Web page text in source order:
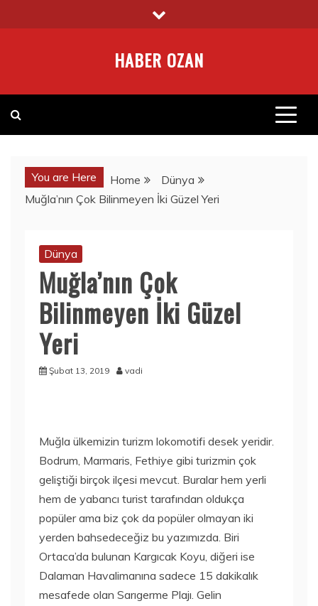
to
HABER OZAN
You are Here Home
Dünya
Muğla’nın Çok Bilinmeyen İki Güzel Yeri
Dünya
Muğla’nın Çok
Bilinmeyen İki Güzel
Yeri
Şubat 13, 2019 vadi
Muğla ülkemizin turizm lokomotifi desek yeridir.
Bodrum, Marmaris, Fethiye gibi turizmin çok
geliştiği birçok ilçesi mevcut. Buralar hem yerli
hem de yabancı turist tarafından oldukça
popüler ama biz çok da popüler olmayan iki
yerden bahsedeceğiz bu yazımızda. Biri
Ortaca’da bulunan Kargıcak Koyu, diğeri ise
Dalaman Havalimanına sadece 15 dakikalık
mesafede olan Sarıgerme Plajı. Gelin